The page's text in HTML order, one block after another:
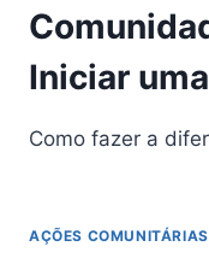
Iniciar
Como fazer a
AÇÕES COMUNITÁRIAS